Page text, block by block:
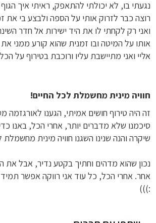
נגעתי בו, לא יכולתי להתאפק, ראיתי איך הגוף
רוצה כבר לזרוק אותי על הספה ולבצע בי
ואני רק לקחתי לו את היד ישירות אל חדר
אותו על המיטה ובו זמנית שהוא קורע ממני
אליי ואני מתיישבת עליו ורוכבת בטירוף על
חוויה מינית מחשמלת לכל החיים!
זה היה טירוף חושים אמיתי, הגענו לאורגזמה
סיכמנו שלא מדברים יותר, אחרי הכל, באנו
שיקרה והנה שנינו השגנו חוויה מינית מחשמלת
נכון שהוא מדהים וחתיך בקטע נדיר, אבל
אחר. אחרי הכל, כל עוד אני רווקה אפשר
:)))